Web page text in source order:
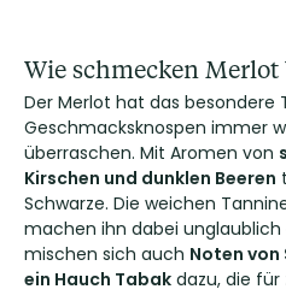
Wie schmecken Merlot
Der Merlot hat das besondere
Geschmacksknospen immer
überraschen. Mit Aromen von
Kirschen und dunklen Beeren
Schwarze. Die weichen
machen ihn dabei
mischen sich auch Noten von
ein Hauch Tabak dazu, die für